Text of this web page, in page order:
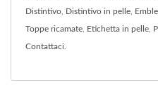
Distintivo Distintivo in pelle
Toppe ricamate Etichetta in pelle
Contattaci